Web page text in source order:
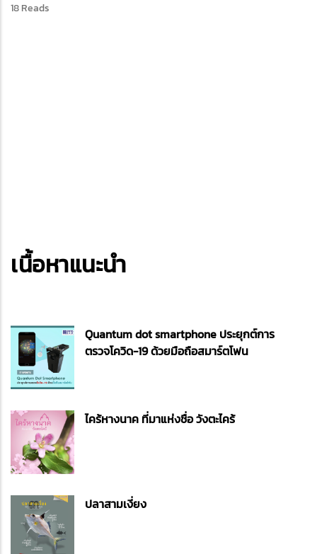
18 Reads
เนื้อหาแนะนำ
Quantum dot smartphone ประยุกต์การ
ตรวจโควิด-19 ด้วยมือถือสมาร์ตโฟน
ไคร้หางนาค ที่มาแห่งชื่อ วังตะไคร้
ปลาสามเงี่ยง